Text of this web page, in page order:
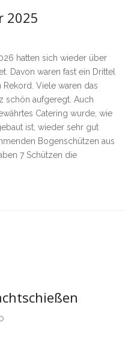
2025
hatten sich wieder über
Davon waren fast ein Drittel
Viele waren das
schön aufgeregt. Auch
Catering wurde, wie
ist, wieder sehr gut
Bogenschützen aus
7 Schützen die